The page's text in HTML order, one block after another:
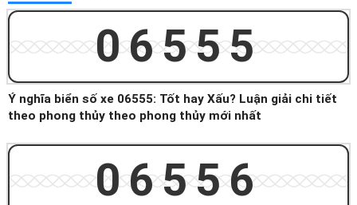
06555
Ý nghĩa biển số xe 06555: Tốt hay Xấu? Luận giải chi tiết
theo phong thủy theo phong thủy mới nhất
06556